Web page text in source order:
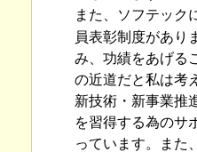
また、ソフテック
員表彰制度があり
み、功績をあげる
の近道だと私は考
新技術・新事業推
を習得する為のサ
っています。また